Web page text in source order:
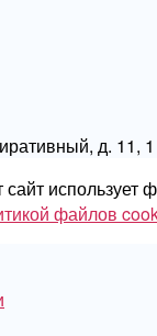
д. 11,
сайт
файлов